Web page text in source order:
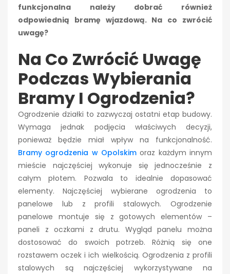
funkcjonalna należy dobrać również
odpowiednią bramę wjazdową. Na co zwrócić
uwagę?
Na Co Zwrócić Uwagę
Podczas Wybierania
Bramy I Ogrodzenia?
Ogrodzenie działki to zazwyczaj ostatni etap budowy.
Wymaga jednak podjęcia właściwych decyzji,
ponieważ będzie miał wpływ na funkcjonalność.
Bramy ogrodzenia w Opolskim oraz każdym innym
mieście najczęściej wykonuje się jednocześnie z
całym płotem. Pozwala to idealnie dopasować
elementy. Najczęściej wybierane ogrodzenia to
panelowe lub z profili stalowych. Ogrodzenie
panelowe montuje się z gotowych elementów –
paneli z oczkami z drutu. Wygląd panelu można
dostosować do swoich potrzeb. Różnią się one
rozstawem oczek i ich wielkością. Ogrodzenia z profili
stalowych są najczęściej wykorzystywane na